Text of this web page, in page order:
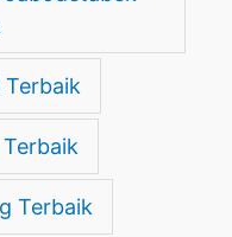
Terbaik
Terbaik